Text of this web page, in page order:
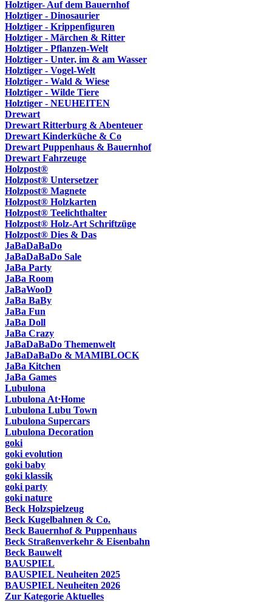
Holztiger- Auf dem Bauernhof
Holztiger - Dinosaurier
Holztiger - Krippenfiguren
Holztiger - Märchen & Ritter
Holztiger - Pflanzen-Welt
Holztiger - Unter, im & am Wasser
Holztiger - Vogel-Welt
Holztiger - Wald & Wiese
Holztiger - Wilde Tiere
Holztiger - NEUHEITEN
Drewart
Drewart Ritterburg & Abenteuer
Drewart Kinderküche & Co
Drewart Puppenhaus & Bauernhof
Drewart Fahrzeuge
Holzpost®
Holzpost® Untersetzer
Holzpost® Magnete
Holzpost® Holzkarten
Holzpost® Teelichthalter
Holzpost® Holz-Art Schriftzüge
Holzpost® Dies & Das
JaBaDaBaDo
JaBaDaBaDo Sale
JaBa Party
JaBa Room
JaBaWooD
JaBa BaBy
JaBa Fun
JaBa Doll
JaBa Crazy
JaBaDaBaDo Themenwelt
JaBaDaBaDo & MAMIBLOCK
JaBa Kitchen
JaBa Games
Lubulona
Lubulona At·Home
Lubulona Lubu Town
Lubulona Supercars
Lubulona Decoration
goki
goki evolution
goki baby
goki klassik
goki party
goki nature
Beck Holzspielzeug
Beck Kugelbahnen & Co.
Beck Bauernhof & Puppenhaus
Beck Straßenverkehr & Eisenbahn
Beck Bauwelt
BAUSPIEL
BAUSPIEL Neuheiten 2025
BAUSPIEL Neuheiten 2026
Zur Kategorie Aktuelles